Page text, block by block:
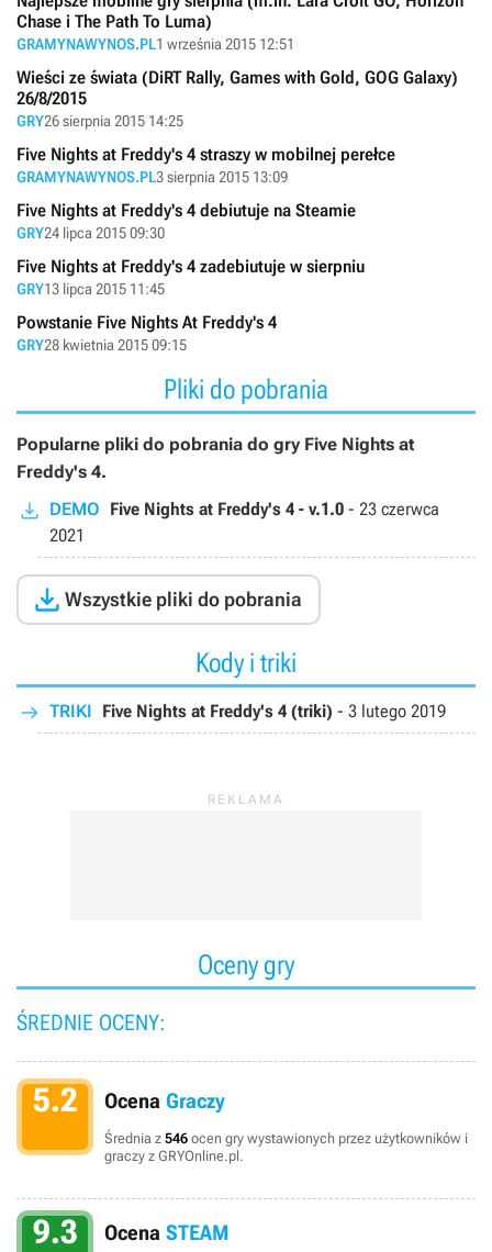
Chase i The Path To Luma)
GRAMYNAWYNOS.PL1 września 2015 12:51
Wieści ze świata (DiRT Rally, Games with Gold, GOG Galaxy)
26/8/2015
GRY26 sierpnia 2015 14:25
Five Nights at Freddy's 4 straszy w mobilnej perełce
GRAMYNAWYNOS.PL3 sierpnia 2015 13:09
Five Nights at Freddy's 4 debiutuje na Steamie
GRY24 lipca 2015 09:30
Five Nights at Freddy's 4 zadebiutuje w sierpniu
GRY13 lipca 2015 11:45
Powstanie Five Nights At Freddy's 4
GRY28 kwietnia 2015 09:15
Pliki do pobrania
Popularne pliki do pobrania do gry Five Nights at
Freddy's 4.
DEMO Five Nights at Freddy's 4 - v.1.0 - 23 czerwca
2021
 Wszystkie pliki do pobrania
Kody i triki
TRIKI Five Nights at Freddy's 4 (triki) - 3 lutego 2019
Oceny gry
ŚREDNIE OCENY:
5.2 Ocena Graczy
Średnia z 546 ocen gry wystawionych przez użytkowników i
graczy z GRYOnline.pl.
9.3 Ocena STEAM